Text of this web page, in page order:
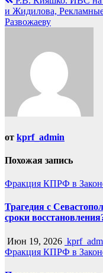
записям
и Жидилова,
Развожаеву
от kprf_admin
Похожая запись
Фракция КПРФ в
Трагедия с
сроки
Июн 19, 2026
Фракция КПРФ в